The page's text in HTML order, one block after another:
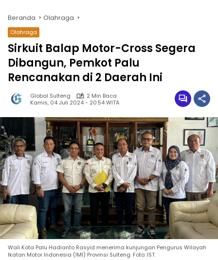
Beranda Olahraga
Olahraga
Sirkuit Balap Motor-Cross Segera
Dibangun, Pemkot Palu
Rencanakan di 2 Daerah Ini
Global Sulteng
2 Min Baca
Kamis, 04 Juli 2024 - 20:54 WITA
Wali Kota Palu Hadianto Rasyid menerima kunjungan Pengurus Wilayah
Ikatan Motor Indonesia (IMI) Provinsi Sulteng. Foto: IST.